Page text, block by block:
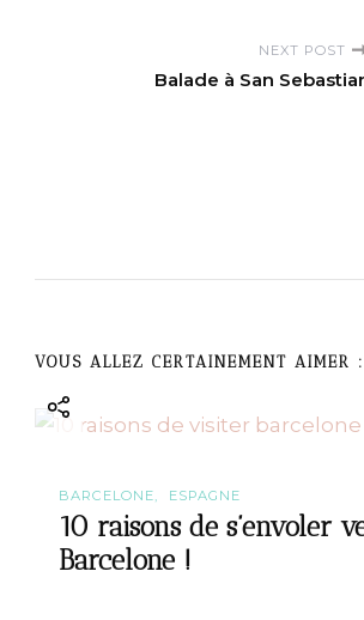
a
t
n
NEXT POST
Balade à San
VOUS ALLEZ CERTAINEMENT AIMER :
BARCELONE ESPAGNE
10 raisons de s’envoler
Barcelone !